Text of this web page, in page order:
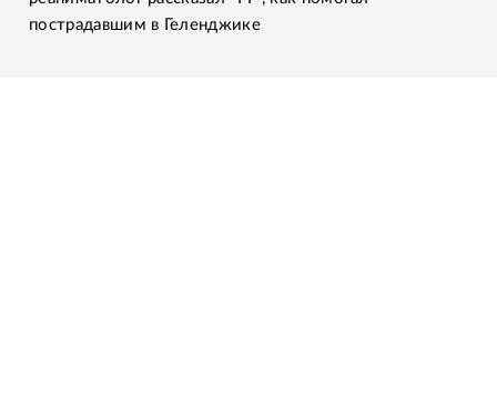
пострадавшим в Геленджике